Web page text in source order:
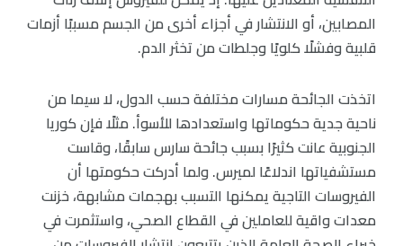
المصابين، أو الانتشار في أجزاء أخرى من الجسم مسببًا أزمات
قلبية وفشلًا كلويًا وجلطات من تخثر الدم.
اتخذت الجائحة مسارات مختلفة حسب الدول، لا سيما من
ناحية جدية حكوماتها واستعدادها للأسوأ. مثلًا فإن كوريا
الجنوبية عانت كثيرًا بسبب جائحة سارس سابقًا، وقاست
مستشفياتها اندلاعًا لميرس. ولما أدركت حكومتها أن
الفيروسات التاجية يمكنها التسبب بهجمات مشابهة، خزنت
معدات واقية للعاملين في القطاع الصحي، واستثمرت في